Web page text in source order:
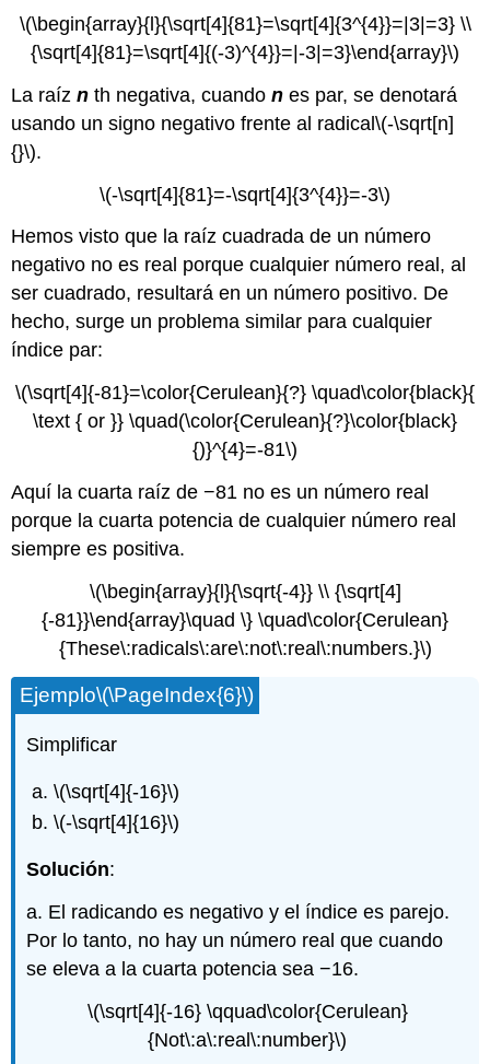
\(\begin{array}{l}{\sqrt[4]{81}=\sqrt[4]{3^{4}}=|3|=3} \\
{\sqrt[4]{81}=\sqrt[4]{(-3)^{4}}=|-3|=3}\end{array}\)
La raízn th negativa, cuandon es par, se denotará
usando un signo negativo frente al radical\(-\sqrt[n]
{}\).
\(-\sqrt[4]{81}=-\sqrt[4]{3^{4}}=-3\)
Hemos visto que la raíz cuadrada de un número
negativo no es real porque cualquier número real, al
ser cuadrado, resultará en un número positivo. De
hecho, surge un problema similar para cualquier
índice par:
\(\sqrt[4]{-81}=\color{Cerulean}{?} \quad\color{black}{
\text { or }} \quad(\color{Cerulean}{?}\color{black}
{)}^{4}=-81\)
Aquí la cuarta raíz de −81 no es un número real
porque la cuarta potencia de cualquier número real
siempre es positiva.
\(\begin{array}{l}{\sqrt{-4}} \\ {\sqrt[4]
{-81}}\end{array}\quad \} \quad\color{Cerulean}
{These\:radicals\:are\:not\:real\:numbers.}\)
Ejemplo\(\PageIndex{6}\)
Simplificar
\(\sqrt[4]{-16}\)
\(-\sqrt[4]{16}\)
Solución:
a. El radicando es negativo y el índice es parejo.
Por lo tanto, no hay un número real que cuando
se eleva a la cuarta potencia sea −16.
\(\sqrt[4]{-16} \qquad\color{Cerulean}
{Not\:a\:real\:number}\)